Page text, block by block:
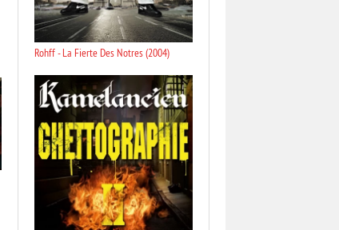
Rohff - La Fierte Des Notres (2004)